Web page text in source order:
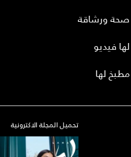
صحة ورشاقة
لها فيديو
مطبخ لها
تحميل المجلة الاكترونية